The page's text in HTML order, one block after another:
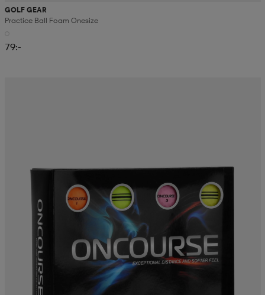
GOLF GEAR
Practice Ball Foam Onesize
79:-